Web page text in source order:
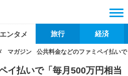
エンタメ 旅行 経済
マガジン 公共料金などのファミペイ払い
イ払いで「毎月500万円相当